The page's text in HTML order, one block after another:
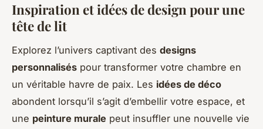
Inspiration et idées de design pour une
tête de lit
Explorez l’univers captivant des designs
personnalisés pour transformer votre chambre en
un véritable havre de paix. Les idées de déco
abondent lorsqu’il s’agit d’embellir votre espace, et
une peinture murale peut insuffler une nouvelle vie